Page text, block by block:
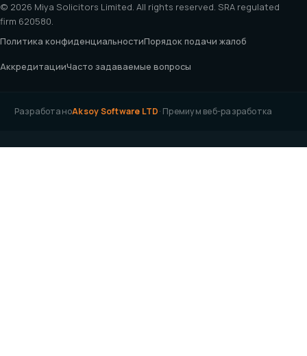
© 2026 Miya Solicitors Limited. All rights reserved. SRA regulated
firm 620580.
Политика конфиденциальностиПорядок подачи жалоб
АккредитацииЧасто задаваемые вопросы
РазработаноAksoy Software LTD· Премиум веб-разработка